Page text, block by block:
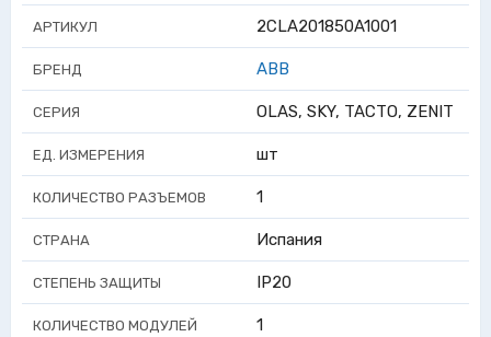
АРТИКУЛ 2CLA201850A1001
БРЕНД ABB
СЕРИЯ OLAS, SKY, TACTO, ZENIT
ЕД. ИЗМЕРЕНИЯ шт
КОЛИЧЕСТВО РАЗЪЕМОВ 1
СТРАНА Испания
СТЕПЕНЬ ЗАЩИТЫ IP20
КОЛИЧЕСТВО МОДУЛЕЙ 1